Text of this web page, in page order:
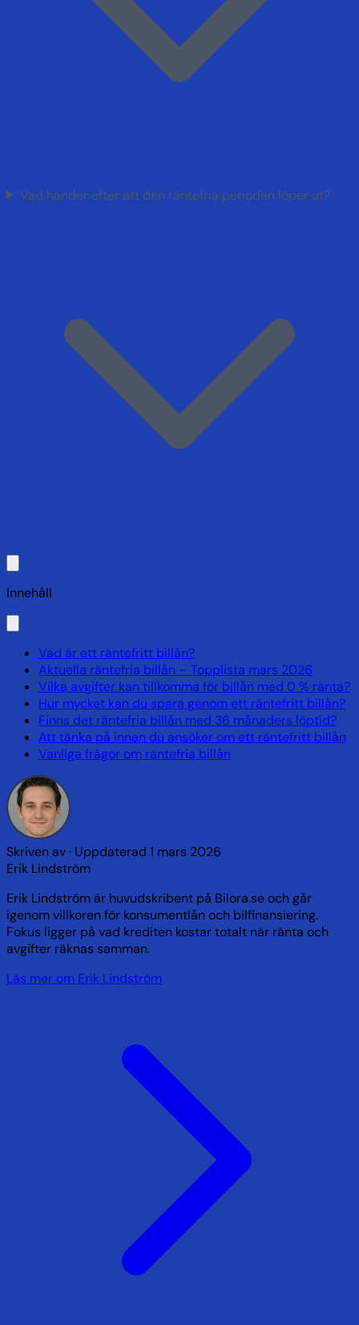
Vad händer efter att den räntefria perioden löper ut?
Innehåll
Vad är ett räntefritt billån?
Aktuella räntefria billån – Topplista mars 2026
Vilka avgifter kan tillkomma för billån med 0 % ränta?
Hur mycket kan du spara genom ett räntefritt billån?
Finns det räntefria billån med 36 månaders löptid?
Att tänka på innan du ansöker om ett räntefritt billån
Vanliga frågor om räntefria billån
Skriven av· Uppdaterad 1 mars 2026
Erik Lindström
Erik Lindström är huvudskribent på Bilora.se och går
igenom villkoren för konsumentlån och bilfinansiering.
Fokus ligger på vad krediten kostar totalt när ränta och
avgifter räknas samman.
Läs mer om Erik Lindström